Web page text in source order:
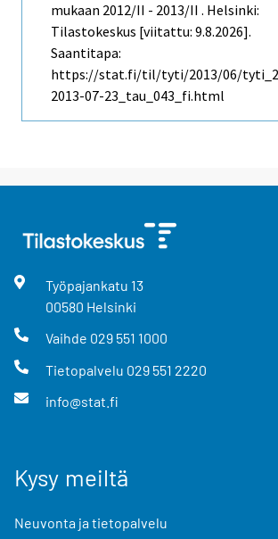
mukaan 2012/II - 2013/II . Helsinki:
Tilastokeskus [viitattu: 9.8.2026].
Saantitapa:
https://stat.fi/til/tyti/2013/06/
2013-07-23_tau_043_fi.html
Työpajankatu 13
00580 Helsinki
Vaihde 029 551 1000
Tietopalvelu 029 551 2220
info@stat.fi
Kysy meiltä
Neuvonta ja tietopalvelu